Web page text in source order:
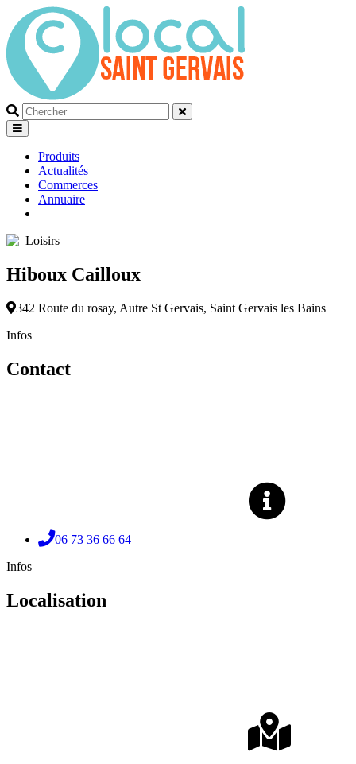
Que
recherchez-
vous?
Produits
Actualités
Commerces
Annuaire
Loisirs
Hiboux Cailloux
342 Route du rosay, Autre St Gervais, Saint Gervais les Bains
Infos
Contact
06 73 36 66 64
Infos
Localisation